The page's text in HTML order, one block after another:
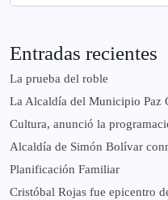
Entradas recientes
La prueba del roble
La Alcaldía del Municipio Paz
Cultura, anunció la
Alcaldía de Simón Bolívar
Planificación Familiar
Cristóbal Rojas fue epicentro